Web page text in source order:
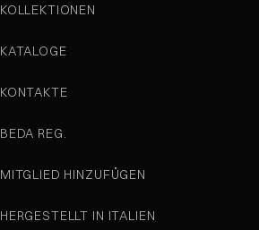
KOLLEKTIONEN
KATALOGE
KONTAKTE
BEDA REG.
MITGLIED HINZUFÜGEN
HERGESTELLT IN ITALIEN